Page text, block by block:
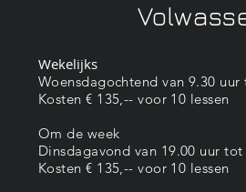
Wekelijks
Woensdagochtend van 9.30 uur
Kosten € 135,-- voor 10 lessen
Om de week
Dinsdagavond van 19.00 uur tot
Kosten € 135,-- voor 10 lessen